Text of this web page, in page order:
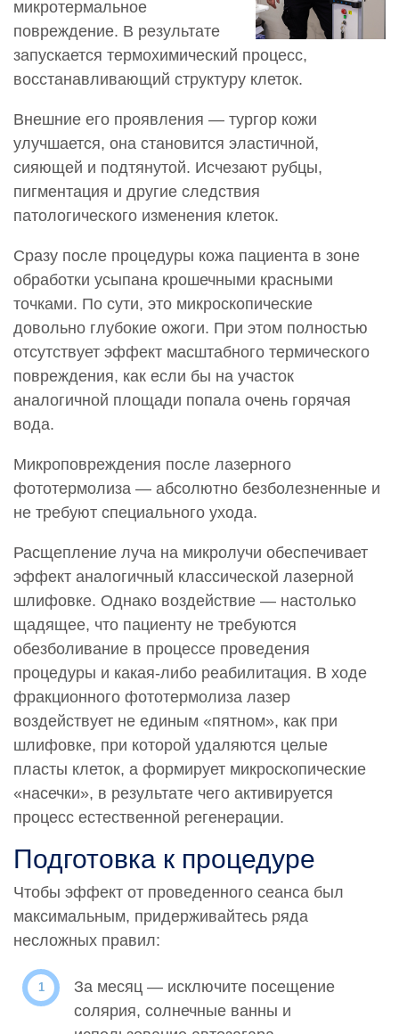
микротермальное
повреждение. В результате
запускается термохимический процесс,
восстанавливающий структуру клеток.
Внешние его проявления — тургор кожи
улучшается, она становится эластичной,
сияющей и подтянутой. Исчезают рубцы,
пигментация и другие следствия
патологического изменения клеток.
Сразу после процедуры кожа пациента в зоне
обработки усыпана крошечными красными
точками. По сути, это микроскопические
довольно глубокие ожоги. При этом полностью
отсутствует эффект масштабного термического
повреждения, как если бы на участок
аналогичной площади попала очень горячая
вода.
Микроповреждения после лазерного
фототермолиза — абсолютно безболезненные и
не требуют специального ухода.
Расщепление луча на микролучи обеспечивает
эффект аналогичный классической лазерной
шлифовке. Однако воздействие — настолько
щадящее, что пациенту не требуются
обезболивание в процессе проведения
процедуры и какая-либо реабилитация. В ходе
фракционного фототермолиза лазер
воздействует не единым «пятном», как при
шлифовке, при которой удаляются целые
пласты клеток, а формирует микроскопические
«насечки», в результате чего активируется
процесс естественной регенерации.
Подготовка к процедуре
Чтобы эффект от проведенного сеанса был
максимальным, придерживайтесь ряда
несложных правил:
За месяц — исключите посещение
солярия, солнечные ванны и